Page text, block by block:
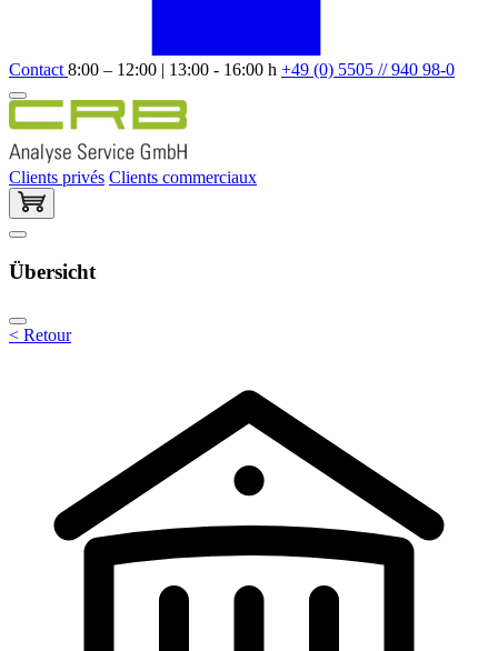
Contact 8:00 – 12:00 | 13:00 - 16:00 h +49 (0) 5505 // 940 98-0
Clients privés Clients commerciaux
Übersicht
< Retour